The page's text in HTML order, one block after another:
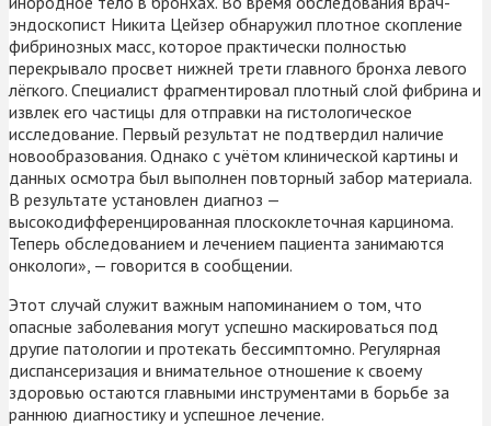
эндоскопист Никита Цейзер обнаружил плотное скопление
фибринозных масс, которое практически полностью
перекрывало просвет нижней трети главного бронха левого
лёгкого. Специалист фрагментировал плотный слой фибрина и
извлек его частицы для отправки на гистологическое
исследование. Первый результат не подтвердил наличие
новообразования. Однако с учётом клинической картины и
данных осмотра был выполнен повторный забор материала.
В результате установлен диагноз —
высокодифференцированная плоскоклеточная карцинома.
Теперь обследованием и лечением пациента занимаются
онкологи», — говорится в сообщении.
Этот случай служит важным напоминанием о том, что
опасные заболевания могут успешно маскироваться под
другие патологии и протекать бессимптомно. Регулярная
диспансеризация и внимательное отношение к своему
здоровью остаются главными инструментами в борьбе за
раннюю диагностику и успешное лечение.